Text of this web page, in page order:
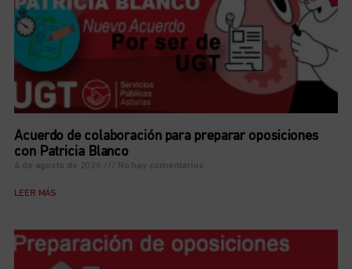
Acuerdo de colaboración para preparar oposiciones
con Patricia Blanco
4 de agosto de 2026 No hay comentarios
LEER MÁS